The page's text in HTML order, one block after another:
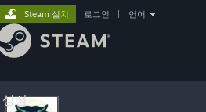
상점
Steam 설치 로그인 언어